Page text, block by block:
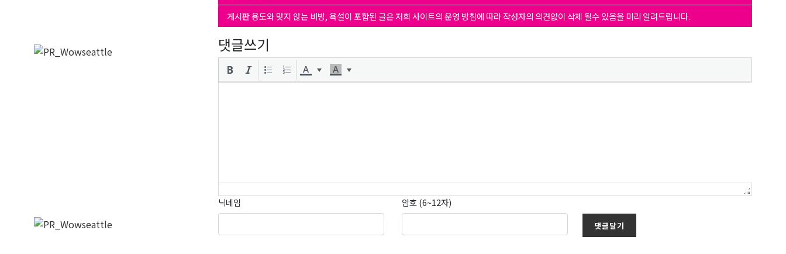
게시판 용도와 맞지 않는 비방, 욕설이 포함된 글은 저희 사이트의 운영 방침에 따라 작성자의 의견없이 삭제 될수 있음을 미리 알려드립니다.
댓글쓰기
닉네임 암호 (6~12자)
댓글달기